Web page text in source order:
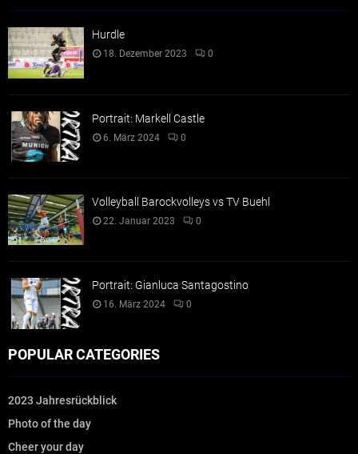
Hurdle
18. Dezember 2023 0
Portrait: Markell Castle
6. März 2024 0
Volleyball Barockvolleys vs TV Buehl
22. Januar 2023 0
Portrait: Gianluca Santagostino
16. März 2024 0
POPULAR CATEGORIES
2023 Jahresrückblick
Photo of the day
Cheer your day